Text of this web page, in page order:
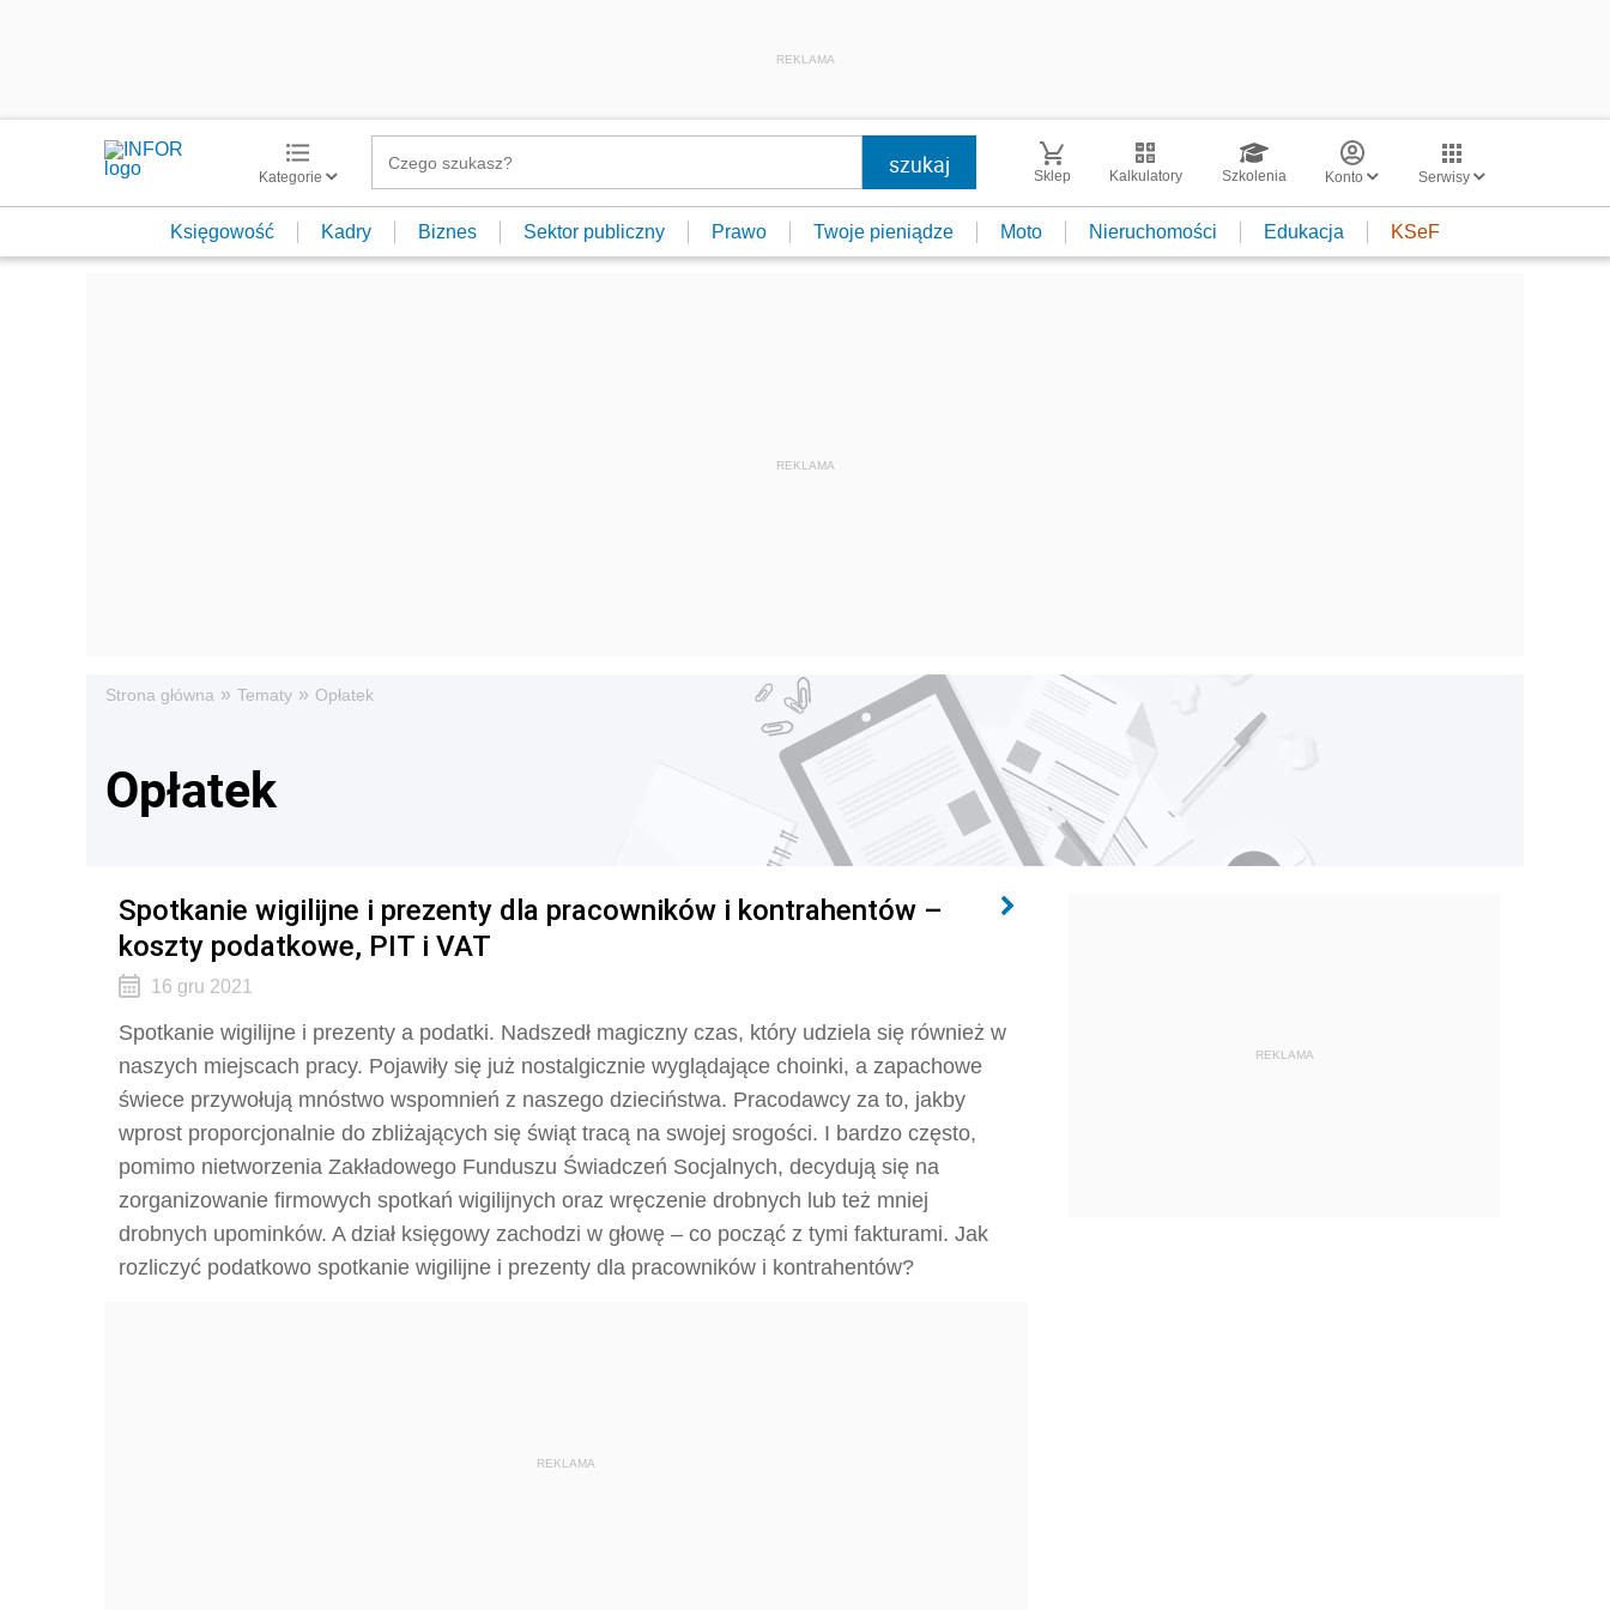
REKLAMA
Kategorie Sklep Kalkulatory Szkolenia Konto Serwisy
Księgowość Kadry Biznes Sektor publiczny Prawo Twoje pieniądze Moto Nieruchomości Edukacja KSeF
Strona główna » Tematy » Opłatek
Opłatek
Spotkanie wigilijne i prezenty dla pracowników i kontrahentów –
koszty podatkowe, PIT i VAT
16 gru 2021
Spotkanie wigilijne i prezenty a podatki. Nadszedł magiczny czas, który udziela się również w
naszych miejscach pracy. Pojawiły się już nostalgicznie wyglądające choinki, a zapachowe
świece przywołują mnóstwo wspomnień z naszego dzieciństwa. Pracodawcy za to, jakby
wprost proporcjonalnie do zbliżających się świąt tracą na swojej srogości. I bardzo często,
pomimo nietworzenia Zakładowego Funduszu Świadczeń Socjalnych, decydują się na
zorganizowanie firmowych spotkań wigilijnych oraz wręczenie drobnych lub też mniej
drobnych upominków. A dział księgowy zachodzi w głowę – co począć z tymi fakturami. Jak
rozliczyć podatkowo spotkanie wigilijne i prezenty dla pracowników i kontrahentów?
REKLAMA
REKLAMA